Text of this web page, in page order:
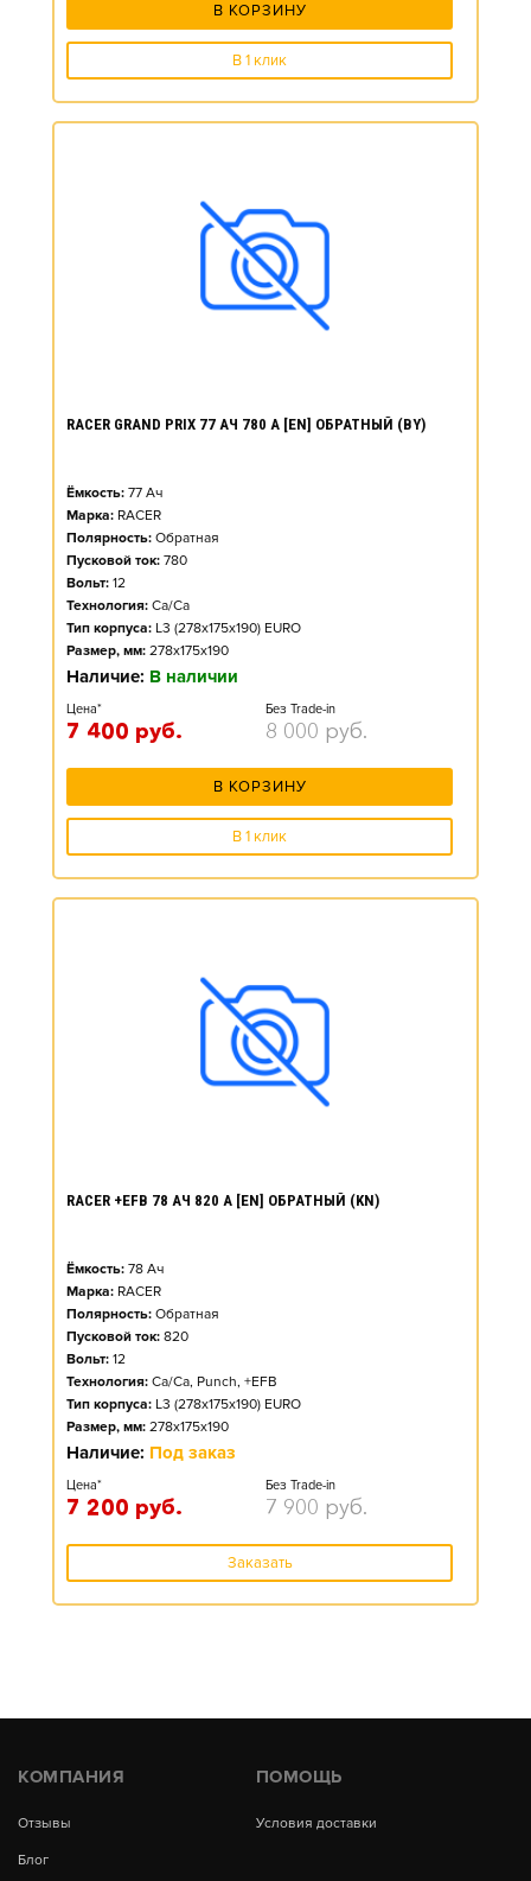
В КОРЗИНУ
В 1 клик
RACER GRAND PRIX 77 АЧ 780 А [EN] ОБРАТНЫЙ (BY)
Ёмкость: 77 Ач
Марка: RACER
Полярность: Обратная
Пусковой ток: 780
Вольт: 12
Технология: Ca/Ca
Тип корпуса: L3 (278x175x190) EURO
Размер, мм: 278x175x190
Наличие: В наличии
Цена*
7 400 руб.
Без Trade-in
8 000 руб.
В КОРЗИНУ
В 1 клик
RACER +EFB 78 АЧ 820 А [EN] ОБРАТНЫЙ (KN)
Ёмкость: 78 Ач
Марка: RACER
Полярность: Обратная
Пусковой ток: 820
Вольт: 12
Технология: Ca/Ca, Punch, +EFB
Тип корпуса: L3 (278x175x190) EURO
Размер, мм: 278x175x190
Наличие: Под заказ
Цена*
7 200 руб.
Без Trade-in
7 900 руб.
Заказать
КОМПАНИЯ
Отзывы
Блог
ПОМОЩЬ
Условия доставки